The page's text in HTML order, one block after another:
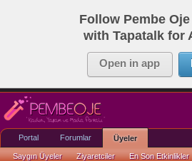
Follow Pembe
with Tapatalk for
Open in app
Portal Forumlar Üyeler
Saygın Üyeler Ziyaretciler En Son Etkinlikler